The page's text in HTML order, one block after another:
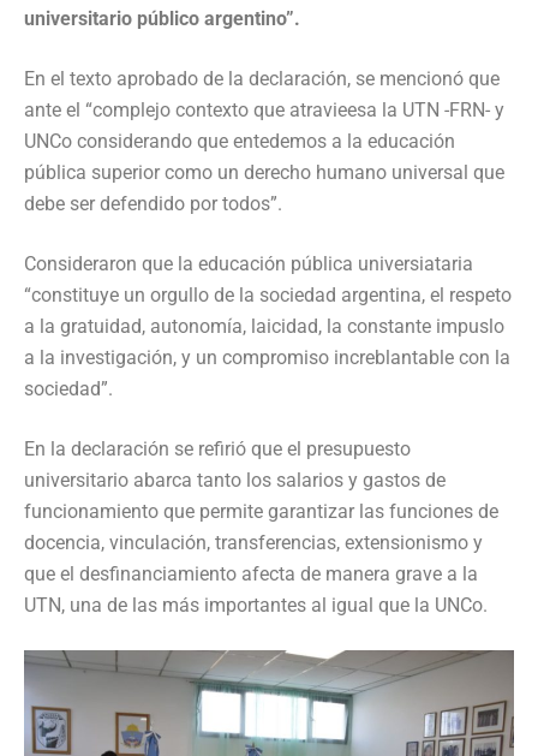
universitario público argentino”.
En el texto aprobado de la declaración, se mencionó que
ante el “complejo contexto que atravieesa la UTN -FRN- y
UNCo considerando que entedemos a la educación
pública superior como un derecho humano universal que
debe ser defendido por todos”.
Consideraron que la educación pública universiataria
“constituye un orgullo de la sociedad argentina, el respeto
a la gratuidad, autonomía, laicidad, la constante impuslo
a la investigación, y un compromiso increblantable con la
sociedad”.
En la declaración se refirió que el presupuesto
universitario abarca tanto los salarios y gastos de
funcionamiento que permite garantizar las funciones de
docencia, vinculación, transferencias, extensionismo y
que el desfinanciamiento afecta de manera grave a la
UTN, una de las más importantes al igual que la UNCo.